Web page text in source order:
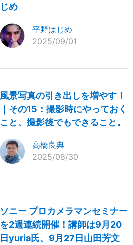
じめ
平野はじめ
2025/09/01
風景写真の引き出しを増やす！
｜その15：撮影時にやっておく
こと、撮影後でもできること。
高橋良典
2025/08/30
ソニー プロカメラマンセミナー
を2週連続開催！講師は9月20
日yuria氏、9月27日山田芳文